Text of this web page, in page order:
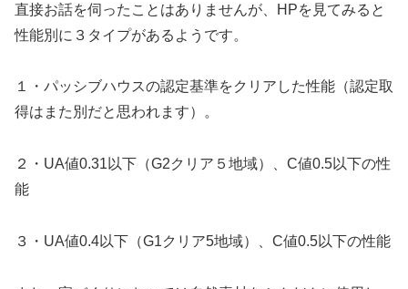
直接お話を伺ったことはありませんが、HPを見てみると
性能別に３タイプがあるようです。
１・パッシブハウスの認定基準をクリアした性能（認定取
得はまた別だと思われます）。
２・UA値0.31以下（G2クリア５地域）、C値0.5以下の性
能
３・UA値0.4以下（G1クリア5地域）、C値0.5以下の性能